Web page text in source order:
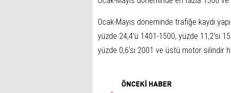
Ocak-Mayıs döneminde trafiğe kaydı
yüzde 24,4'ü 1401-1500, yüzde 11,2'si
yüzde 0,6'sı 2001 ve üstü motor silindir